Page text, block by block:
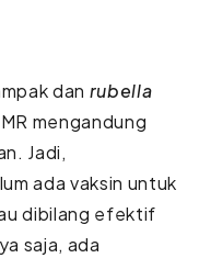
dan rubella
mengandung
Jadi,
ada vaksin untuk
dibilang efektif
saja, ada